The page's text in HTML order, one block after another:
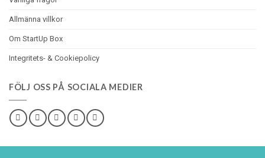
Allmänna villkor
Om StartUp Box
Integritets- & Cookiepolicy
FÖLJ OSS PÅ SOCIALA MEDIER